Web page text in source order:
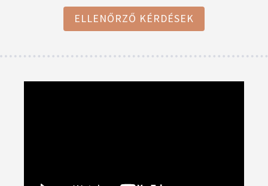
ELLENŐRZŐ KÉRDÉSEK